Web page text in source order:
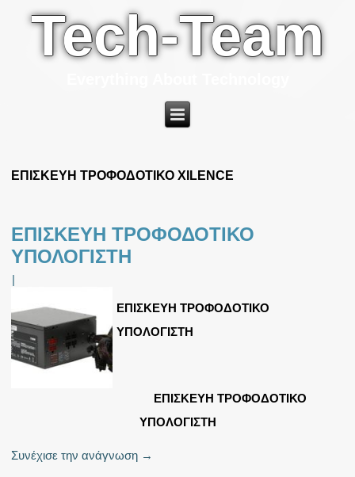
Tech-Team
ΕΠΙΣΚΕΥΗ ΤΡΟΦΟΔΟΤΙΚΟ XILENCE
ΕΠΙΣΚΕΥΗ ΤΡΟΦΟΔΟΤΙΚΟ
ΥΠΟΛΟΓΙΣΤΗ
|
ΕΠΙΣΚΕΥΗ ΤΡΟΦΟΔΟΤΙΚΟ
ΥΠΟΛΟΓΙΣΤΗ
ΕΠΙΣΚΕΥΗ ΤΡΟΦΟΔΟΤΙΚΟ
ΥΠΟΛΟΓΙΣΤΗ
Συνέχισε την ανάγνωση →